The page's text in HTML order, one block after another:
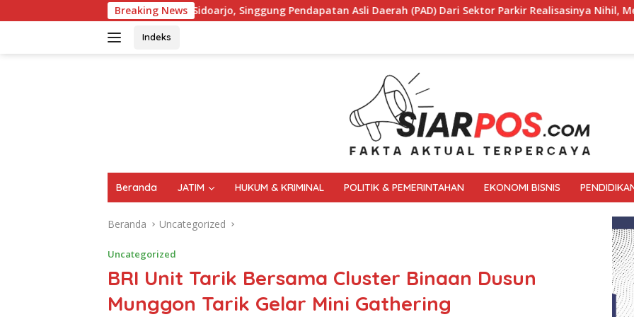
ke
Breaking News
Sidoarjo, Singgung Pendapatan Asli Daerah (PAD) Dari Sektor Parkir Realisasinya Nihil, Meminta Bupati Melakukan
Indeks
Beranda JATIM HUKUM & KRIMINAL POLITIK & PEMERINTAHAN EKONOMI BISNIS
Beranda Uncategorized
Uncategorized
BRI Unit Tarik Bersama Cluster Binaan Dusun
Munggon Tarik Gelar Mini Gathering